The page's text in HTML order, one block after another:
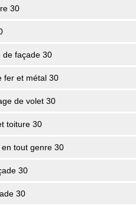
30
de façade 30
fer et métal 30
de volet 30
toiture 30
tout genre 30
30
30